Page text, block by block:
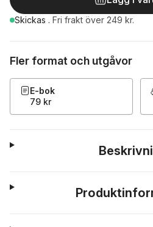
Skickas . Fri frakt över 249 kr.
Fler format och utgåvor
E-bok
79 kr